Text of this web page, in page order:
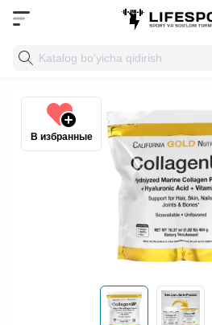
В избранные